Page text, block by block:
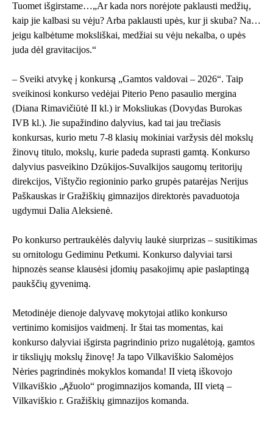
Tuomet išgirstame…„Ar kada nors norėjote paklausti medžių,
kaip jie kalbasi su vėju? Arba paklausti upės, kur ji skuba? Na…
jeigu kalbėtume moksliškai, medžiai su vėju nekalba, o upės
juda dėl gravitacijos.“
– Sveiki atvykę į konkursą „Gamtos valdovai – 2026“. Taip
sveikinosi konkurso vedėjai Piterio Peno pasaulio mergina
(Diana Rimavičiūtė II kl.) ir Moksliukas (Dovydas Burokas
IVB kl.). Jie supažindino dalyvius, kad tai jau trečiasis
konkursas, kurio metu 7-8 klasių mokiniai varžysis dėl mokslų
žinovų titulo, mokslų, kurie padeda suprasti gamtą. Konkurso
dalyvius pasveikino Dzūkijos-Suvalkijos saugomų teritorijų
direkcijos, Vištyčio regioninio parko grupės patarėjas Nerijus
Paškauskas ir Gražiškių gimnazijos direktorės pavaduotoja
ugdymui Dalia Aleksienė.
Po konkurso pertraukėlės dalyvių laukė siurprizas – susitikimas
su ornitologu Gediminu Petkumi. Konkurso dalyviai tarsi
hipnozės seanse klausėsi įdomių pasakojimų apie paslaptingą
paukščių gyvenimą.
Metodinėje dienoje dalyvavę mokytojai atliko konkurso
vertinimo komisijos vaidmenį. Ir štai tas momentas, kai
konkurso dalyviai išgirsta pagrindinio prizo nugalėtoją, gamtos
ir tiksliųjų mokslų žinovę! Ja tapo Vilkaviškio Salomėjos
Nėries pagrindinės mokyklos komanda! II vietą iškovojo
Vilkaviškio „Ąžuolo“ progimnazijos komanda, III vietą –
Vilkaviškio r. Gražiškių gimnazijos komanda.